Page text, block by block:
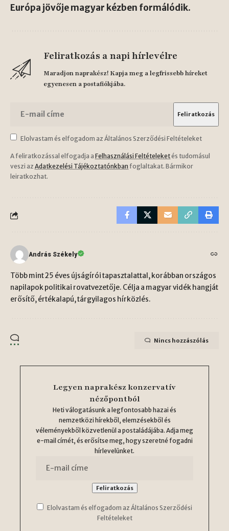
Európa jövője magyar kézben formálódik.
Feliratkozás a napi hírlevélre
Maradjon naprakész! Kapja meg a legfrissebb híreket
egyenesen a postafiókjába.
Elolvastam és elfogadom az Általános Szerződési Feltételeket
A feliratkozással elfogadja a Felhasználási Feltételeketés tudomásul
veszi az Adatkezelési Tájékoztatónkban foglaltakat. Bármikor
leiratkozhat.
András Székely
Több mint 25 éves újságírói tapasztalattal, korábban országos
napilapok politikai rovatvezetője. Célja a magyar vidék hangját
erősítő, értékalapú, tárgyilagos hírközlés.
Nincs hozzászólás
Legyen naprakész konzervatív
nézőpontból
Heti válogatásunk a legfontosabb hazai és
nemzetközi hírekből, elemzésekből és
véleményekből közvetlenül a postaládájába. Adja meg
e-mail címét, és erősítse meg, hogy szeretné fogadni
hírlevelünket.
Elolvastam és elfogadom az Általános Szerződési
Feltételeket